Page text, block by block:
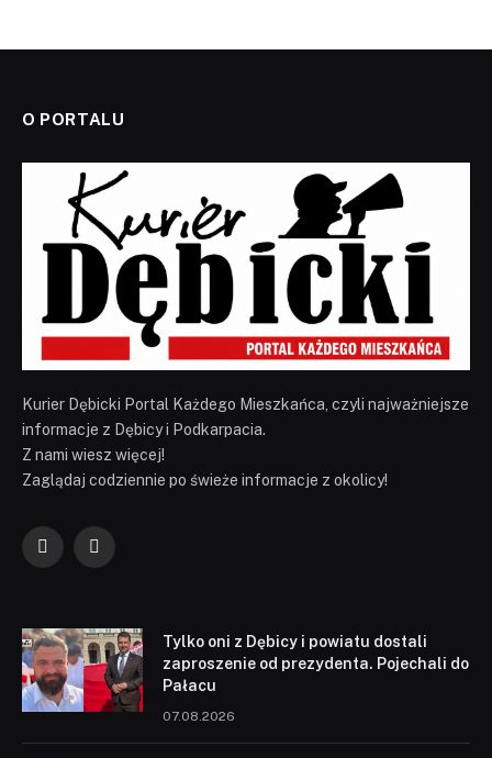
O PORTALU
Kurier Dębicki Portal Każdego Mieszkańca, czyli najważniejsze
informacje z Dębicy i Podkarpacia.
Z nami wiesz więcej!
Zaglądaj codziennie po świeże informacje z okolicy!
FacebookYouTube
Tylko oni z Dębicy i powiatu dostali
zaproszenie od prezydenta. Pojechali do
Pałacu
07.08.2026